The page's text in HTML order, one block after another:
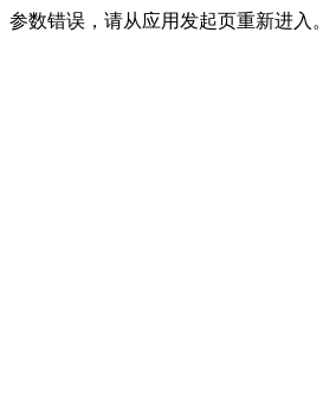
参数错误，请从应用发起页重新进入。